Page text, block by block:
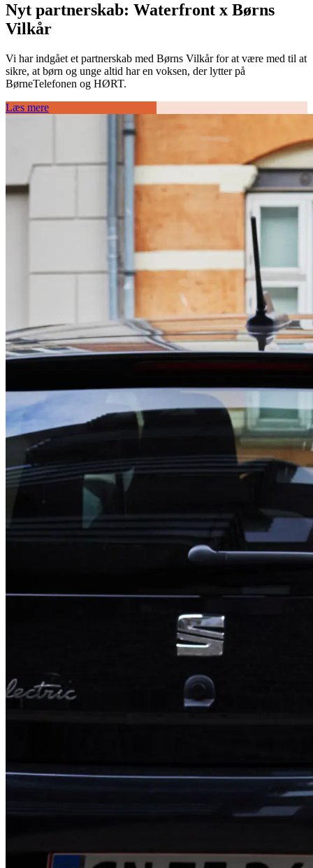
Nyt partnerskab: Waterfront x Børns
Vilkår
Vi har indgået et partnerskab med Børns Vilkår for at være med til at
sikre, at børn og unge altid har en voksen, der lytter på
BørneTelefonen og HØRT.
Læs mere